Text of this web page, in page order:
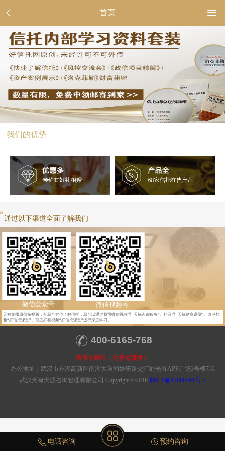
首页
我们的优势
通过以下渠道全面了解我们
微信公众号 微信视频号
天禄集团原创短视频，带您全方位了解信托，您可以通过我司微信视频号“天禄咨询服务”、抖音号“天禄财商课堂”、喜马拉
雅“好信托课堂”、百度好看视频“好信托课堂”进行深度学习。
400-6165-768
投资有风险，选择需谨慎！
办公地址：武汉市东湖高新区南湖大道和雄庄路交汇处光谷APP广场3号楼7层
武汉天禄天诚咨询管理有限公司 Copyright ©2016 鄂ICP备17000591号-2
电话咨询 预约咨询